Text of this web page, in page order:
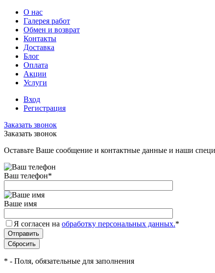
О нас
Галерея работ
Обмен и возврат
Контакты
Доставка
Блог
Оплата
Акции
Услуги
Вход
Регистрация
Заказать звонок
Заказать звонок
Оставьте Ваше сообщение и контактные данные и наши
Ваш телефон*
Ваше имя
Я согласен на обработку персональных данных.*
* - Поля, обязательные для заполнения